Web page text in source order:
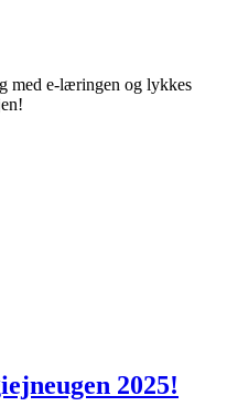
med e-læringen og lykkes
2025!